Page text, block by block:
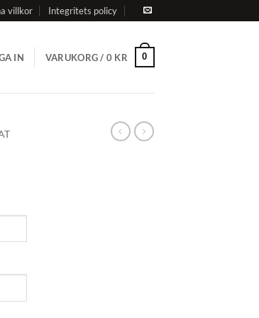
villkor Integritets policy
IN VARUKORG / 0 KR 0